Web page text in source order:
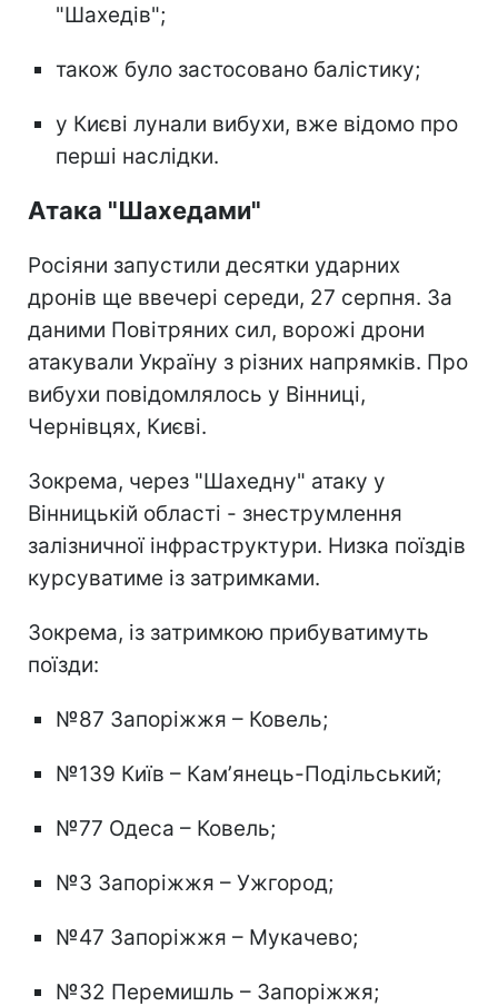
"Шахедів";
також було застосовано балістику;
у Києві лунали вибухи, вже відомо про
перші наслідки.
Атака "Шахедами"
Росіяни запустили десятки ударних
дронів ще ввечері середи, 27 серпня. За
даними Повітряних сил, ворожі дрони
атакували Україну з різних напрямків. Про
вибухи повідомлялось у Вінниці,
Чернівцях, Києві.
Зокрема, через "Шахедну" атаку у
Вінницькій області - знеструмлення
залізничної інфраструктури. Низка поїздів
курсуватиме із затримками.
Зокрема, із затримкою прибуватимуть
поїзди:
№87 Запоріжжя – Ковель;
№139 Київ – Камʼянець-Подільський;
№77 Одеса – Ковель;
№3 Запоріжжя – Ужгород;
№47 Запоріжжя – Мукачево;
№32 Перемишль – Запоріжжя;